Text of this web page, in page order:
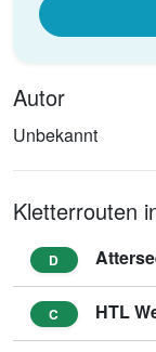
Autor
Unbekannt
Kletterrouten
D
C HTL